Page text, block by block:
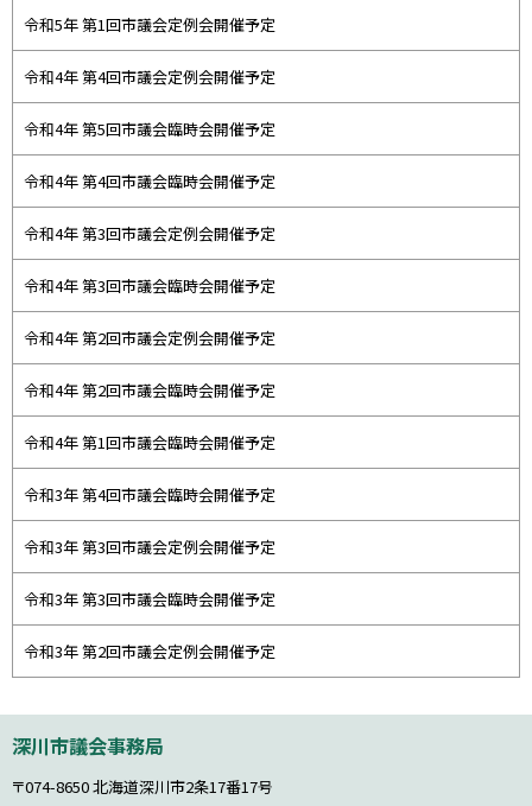
令和5年 第1回市議会定例会開催予定
令和4年 第4回市議会定例会開催予定
令和4年 第5回市議会臨時会開催予定
令和4年 第4回市議会臨時会開催予定
令和4年 第3回市議会定例会開催予定
令和4年 第3回市議会臨時会開催予定
令和4年 第2回市議会定例会開催予定
令和4年 第2回市議会臨時会開催予定
令和4年 第1回市議会臨時会開催予定
令和3年 第4回市議会臨時会開催予定
令和3年 第3回市議会定例会開催予定
令和3年 第3回市議会臨時会開催予定
令和3年 第2回市議会定例会開催予定
文
戻
深川市議会事務局
〒074-8650北海道深川市2条17番17号